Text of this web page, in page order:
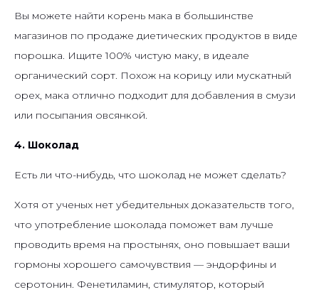
Вы можете найти корень мака в большинстве
магазинов по продаже диетических продуктов в виде
порошка. Ищите 100% чистую маку, в идеале
органический сорт. Похож на корицу или мускатный
орех, мака отлично подходит для добавления в смузи
или посыпания овсянкой.
4. Шоколад
Есть ли что-нибудь, что шоколад не может сделать?
Хотя от ученых нет убедительных доказательств того,
что употребление шоколада поможет вам лучше
проводить время на простынях, оно повышает ваши
гормоны хорошего самочувствия — эндорфины и
серотонин. Фенетиламин, стимулятор, который